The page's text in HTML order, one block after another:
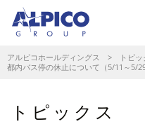
アルピコホールディングス > トピ
都内バス停の休止について（5/11～5/29
トピックス